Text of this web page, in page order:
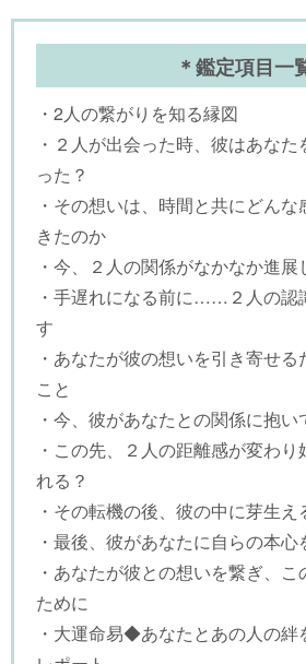
＊鑑定項目一
・2人の繋がりを知る縁図
・２人が出会った時、彼はあな
った？
・その想いは、時間と共にどん
きたのか
・今、２人の関係がなかなか進
・手遅れになる前に……２人の認
す
・あなたが彼の想いを引き寄せ
こと
・今、彼があなたとの関係に抱
・この先、２人の距離感が変わ
れる？
・その転機の後、彼の中に芽生
・最後、彼があなたに自らの本
・あなたが彼との想いを繋ぎ、
ために
・大運命易◆あなたとあの人の絆